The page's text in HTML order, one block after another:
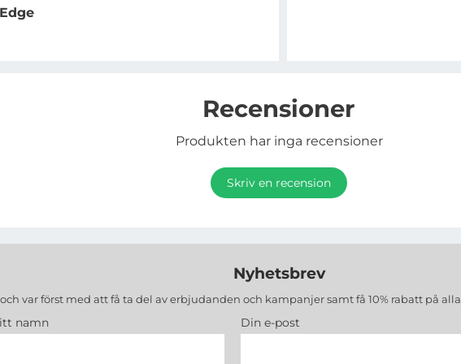
Recensioner
Produkten har inga recensioner
Skriv en recension
Nyhetsbrev
var först med att få ta del av erbjudanden och kampanjer samt få 10% rabatt på
namn Din e-post